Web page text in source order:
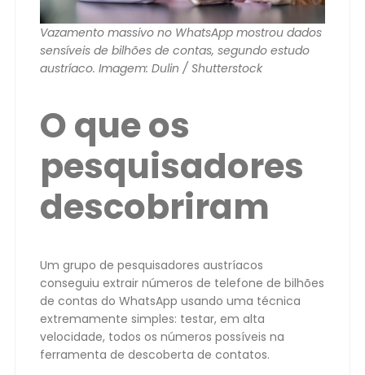
Vazamento massivo no WhatsApp mostrou dados
sensíveis de bilhões de contas, segundo estudo
austríaco. Imagem: Dulin / Shutterstock
O que os
pesquisadores
descobriram
Um grupo de pesquisadores austríacos
conseguiu extrair números de telefone de bilhões
de contas do WhatsApp usando uma técnica
extremamente simples: testar, em alta
velocidade, todos os números possíveis na
ferramenta de descoberta de contatos.